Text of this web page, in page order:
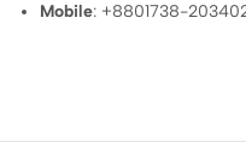
Mobile: +8801738-